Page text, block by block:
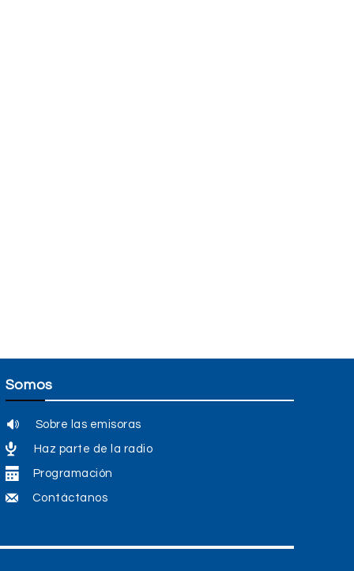
Somos
Sobre las emisoras
Haz parte de la radio
Programación
Contáctanos